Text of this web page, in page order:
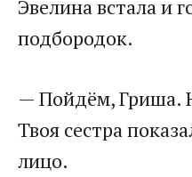
Эвелина встала и
подбородок.
— Пойдём, Гриша.
Твоя сестра
лицо.